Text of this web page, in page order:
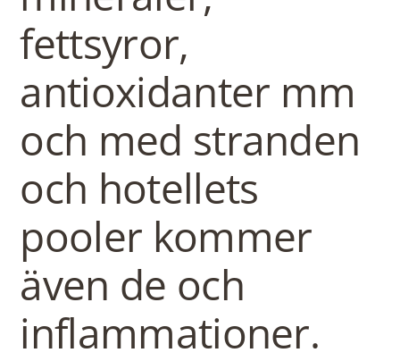
fettsyror,
antioxidanter mm
och med stranden
och hotellets
pooler kommer
även de och
inflammationer.